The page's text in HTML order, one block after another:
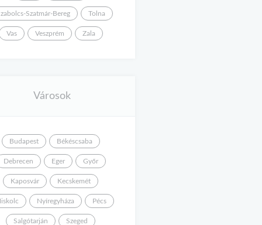
Szatmár-Bereg Tolna
Vas Veszprém Zala
Városok
Budapest Békéscsaba
Debrecen Eger Győr
Kaposvár Kecskemét
Nyíregyháza Pécs
Salgótarján Szeged